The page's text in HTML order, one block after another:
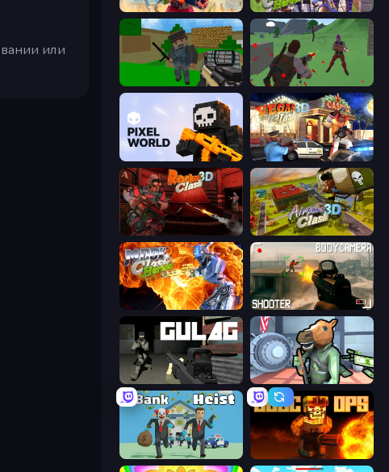
или
Pixel Combat: Zombies Strike Ninja Clash Heroes
Crazy Pixel Apocalypse Battle Royale Survival
Pixel World Vegas Clash 3D
Rocket Clash 3D Airport Clash 3D
Moon Clash Heroes BodyCamera Shooter
Gulag Bank Robbery
Bank Heist BLOCOPS